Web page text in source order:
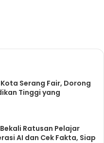
Kota Serang Fair, Dorong
Tinggi yang
Ratusan Pelajar
AI dan Cek Fakta, Siap